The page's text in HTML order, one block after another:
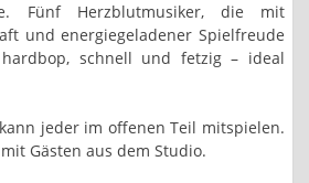
Fünf Herzblutmusiker, die mit
und energiegeladener Spielfreude
hardbop, schnell und fetzig – ideal
jeder im offenen Teil mitspielen.
Gästen aus dem Studio.